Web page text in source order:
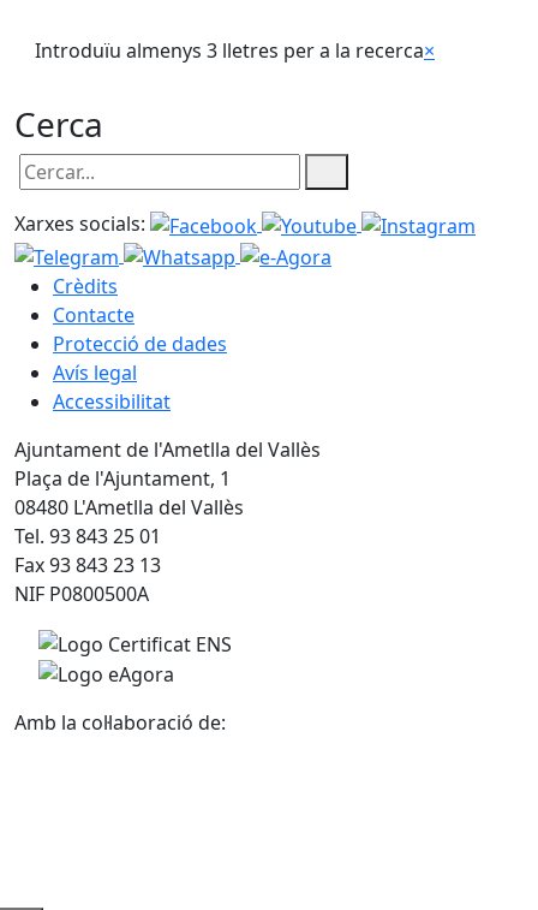
Introduïu almenys 3 lletres per a la recerca×
Cerca
Cercar:
Xarxes socials:
Crèdits
Contacte
Protecció de dades
Avís legal
Accessibilitat
Ajuntament de l'Ametlla del Vallès
Plaça de l'Ajuntament, 1
08480 L'Ametlla del Vallès
Tel. 93 843 25 01
Fax 93 843 23 13
NIF P0800500A
Amb la col·laboració de: